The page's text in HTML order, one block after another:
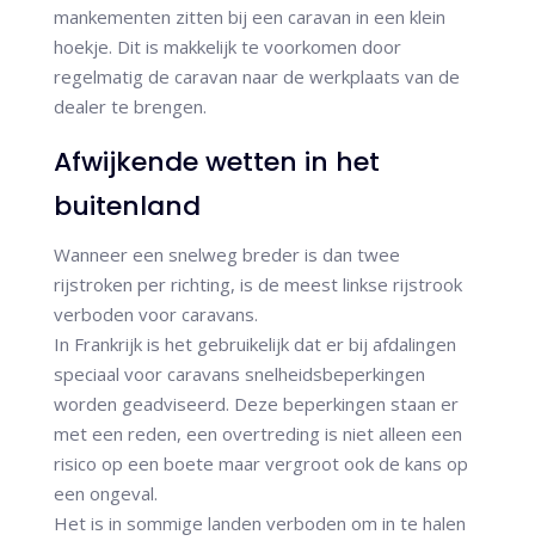
mankementen zitten bij een caravan in een klein
hoekje. Dit is makkelijk te voorkomen door
regelmatig de caravan naar de werkplaats van de
dealer te brengen.
Afwijkende wetten in het
buitenland
Wanneer een snelweg breder is dan twee
rijstroken per richting, is de meest linkse rijstrook
verboden voor caravans.
In Frankrijk is het gebruikelijk dat er bij afdalingen
speciaal voor caravans snelheidsbeperkingen
worden geadviseerd. Deze beperkingen staan er
met een reden, een overtreding is niet alleen een
risico op een boete maar vergroot ook de kans op
een ongeval.
Het is in sommige landen verboden om in te halen